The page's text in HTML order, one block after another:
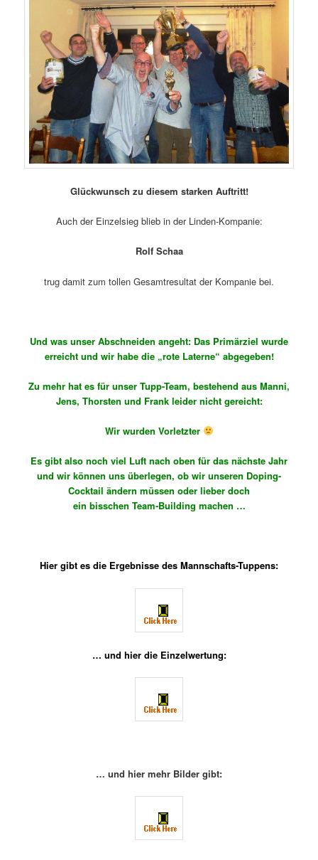
Glückwunsch zu diesem starken Auftritt!
Auch der Einzelsieg blieb in der Linden-Kompanie:
Rolf Schaa
trug damit zum tollen Gesamtresultat der Kompanie bei.
Und was unser Abschneiden angeht: Das Primärziel wurde
erreicht und wir habe die „rote Laterne“ abgegeben!
Zu mehr hat es für unser Tupp-Team, bestehend aus Manni,
Jens, Thorsten und Frank leider nicht gereicht:
Wir wurden Vorletzter
Es gibt also noch viel Luft nach oben für das nächste Jahr
und wir können uns überlegen, ob wir unseren Doping-
Cocktail ändern müssen oder lieber doch
ein bisschen Team-Building machen …
Hier gibt es die Ergebnisse des Mannschafts-Tuppens:
… und hier die Einzelwertung:
… und hier mehr Bilder gibt: